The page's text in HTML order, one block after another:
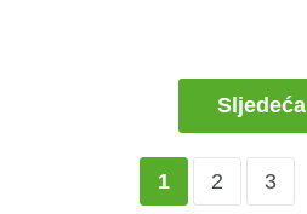
Sljedeća
1 2 3